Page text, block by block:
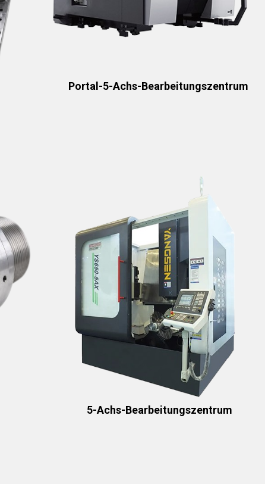
Portal-5-Achs-Bearbeitungszentrum
5-Achs-Bearbeitungszentrum